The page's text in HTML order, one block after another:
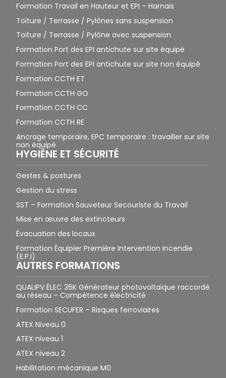
Formation Travail en Hauteur et EPI – Harnais
Toiture / Terrasse / Pylônes sans suspension
Toiture / Terrasse / Pylône avec suspension
Formation Port des EPI antichute sur site équipé
Formation Port des EPI antichute sur site non équipé
Formation CCTH ET
Formation CCTH GO
Formation CCTH CC
Formation CCTH RE
Ancrage temporaire, EPC temporaire : travailler sur site
non équipé
HYGIÈNE ET SÉCURITÉ
Gestes & postures
Gestion du stress
SST – Formation Sauveteur Secouriste du Travail
Mise en œuvre des extincteurs
Évacuation des locaux
Formation Équipier Première Intervention Incendie
(E.P.I)
AUTRES FORMATIONS
QUALIPV ÉLEC 36K Générateur photovoltaïque raccordé
au réseau – Compétence électricité
Formation SECUFER – Risques ferroviaires
ATEX Niveau 0
ATEX niveau 1
ATEX niveau 2
Habilitation mécanique M0